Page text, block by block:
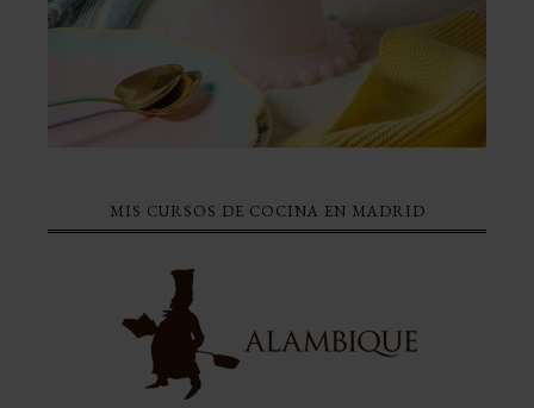
MIS CURSOS DE COCINA EN MADRID